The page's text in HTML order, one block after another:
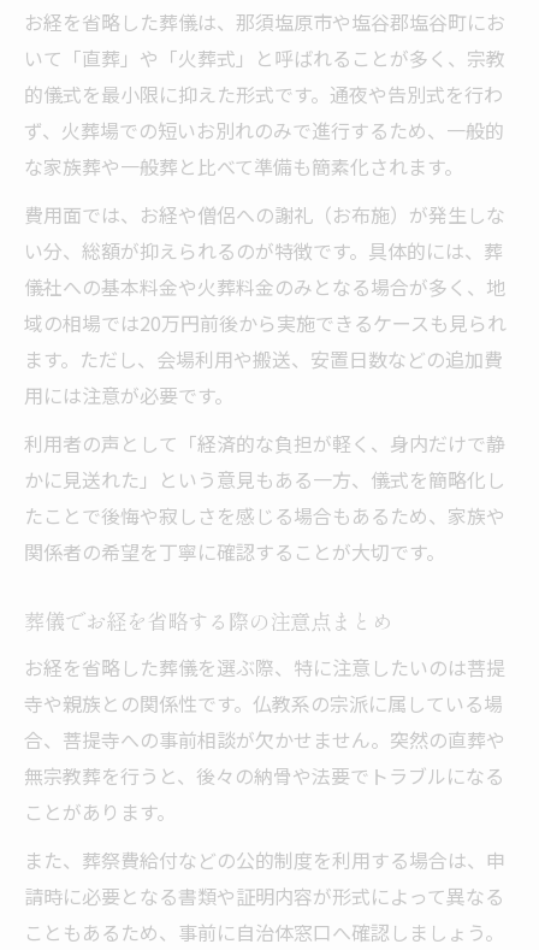
喪主が知っておくべき給付申請の実務
費用を抑えた葬儀で後悔しない知恵
葬儀費用を抑える工夫と見積もりの比較
不要な費用を省く葬儀プランの選び方
家族葬や直葬で抑えられる費用の実際
葬儀費用のトラブルを防ぐ事前確認事項
家族葬の形式ごとに異なる費用の実際
家族葬の規模別にみる葬儀費用と内訳
家族葬10人規模の現実的な葬儀費用
家族葬で選ぶべき葬儀サービスの特徴
家族葬と一般葬の費用差を徹底比較
家族葬でよくある費用の落とし穴対策
公的給付を活用した賢い葬儀の選び方
健康保険と葬儀給付金の正しい使い方
役所で申請する葬儀給付のポイント紹介
葬儀給付制度を活用した安心の見送り方
葬儀の費用軽減に役立つ最新給付情報
葬儀形式別のメリットと安心の送り方
葬儀形式の違いと家族の希望別メリット
お経あり・なしの葬儀で安心を得る工夫
無宗教葬や直葬の安心ポイントを解説
お経を省略した葬儀は、那須塩原市や塩谷郡塩谷町にお
いて「直葬」や「火葬式」と呼ばれることが多く、宗教
的儀式を最小限に抑えた形式です。通夜や告別式を行わ
ず、火葬場での短いお別れのみで進行するため、一般的
な家族葬や一般葬と比べて準備も簡素化されます。
費用面では、お経や僧侶への謝礼（お布施）が発生しな
い分、総額が抑えられるのが特徴です。具体的には、葬
儀社への基本料金や火葬料金のみとなる場合が多く、地
域の相場では20万円前後から実施できるケースも見られ
ます。ただし、会場利用や搬送、安置日数などの追加費
用には注意が必要です。
利用者の声として「経済的な負担が軽く、身内だけで静
かに見送れた」という意見もある一方、儀式を簡略化し
たことで後悔や寂しさを感じる場合もあるため、家族や
関係者の希望を丁寧に確認することが大切です。
葬儀でお経を省略する際の注意点まとめ
お経を省略した葬儀を選ぶ際、特に注意したいのは菩提
寺や親族との関係性です。仏教系の宗派に属している場
合、菩提寺への事前相談が欠かせません。突然の直葬や
無宗教葬を行うと、後々の納骨や法要でトラブルになる
ことがあります。
また、葬祭費給付などの公的制度を利用する場合は、申
請時に必要となる書類や証明内容が形式によって異なる
こともあるため、事前に自治体窓口へ確認しましょう。